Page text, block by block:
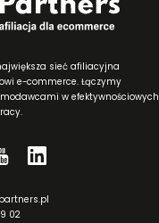
sieć afiliacyjna
e-commerce. Łączymy
w efektywnościowych
02